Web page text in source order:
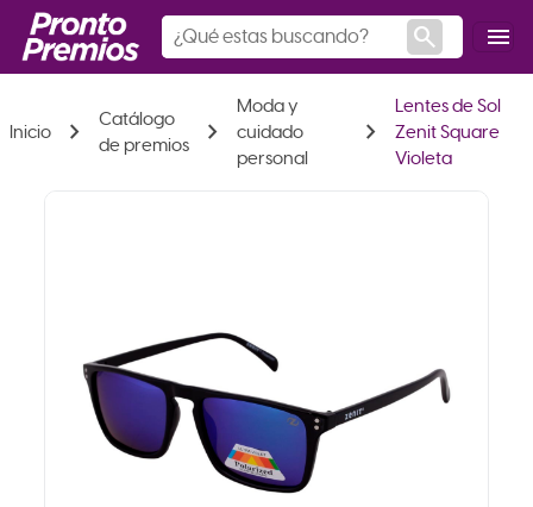
search menu
Inicio chevron_right
Catálogo
de premios
chevron_right
Moda y
cuidado
personal
chevron_right
Lentes de Sol
Zenit Square
Violeta